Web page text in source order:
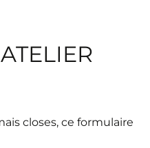
closes, ce formulaire